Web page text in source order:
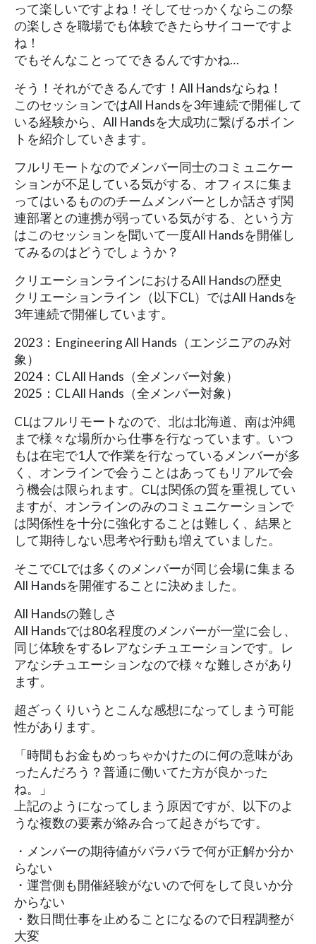
って楽しいですよね！そしてせっかくならこの祭
の楽しさを職場でも体験できたらサイコーですよ
ね！
でもそんなことってできるんですかね…
そう！それができるんです！All Handsならね！
このセッションではAll Handsを3年連続で開催して
いる経験から、All Handsを大成功に繋げるポイン
トを紹介していきます。
フルリモートなのでメンバー同士のコミュニケー
ションが不足している気がする、オフィスに集ま
ってはいるもののチームメンバーとしか話さず関
連部署との連携が弱っている気がする、という方
はこのセッションを聞いて一度All Handsを開催し
てみるのはどうでしょうか？
クリエーションラインにおけるAll Handsの歴史
クリエーションライン（以下CL）ではAll Handsを
3年連続で開催しています。
2023：Engineering All Hands（エンジニアのみ対
象）
2024：CL All Hands（全メンバー対象）
2025：CL All Hands（全メンバー対象）
CLはフルリモートなので、北は北海道、南は沖縄
まで様々な場所から仕事を行なっています。いつ
もは在宅で1人で作業を行なっているメンバーが多
く、オンラインで会うことはあってもリアルで会
う機会は限られます。CLは関係の質を重視してい
ますが、オンラインのみのコミュニケーションで
は関係性を十分に強化することは難しく、結果と
して期待しない思考や行動も増えていました。
そこでCLでは多くのメンバーが同じ会場に集まる
All Handsを開催することに決めました。
All Handsの難しさ
All Handsでは80名程度のメンバーが一堂に会し、
同じ体験をするレアなシチュエーションです。レ
アなシチュエーションなので様々な難しさがあり
ます。
超ざっくりいうとこんな感想になってしまう可能
性があります。
「時間もお金もめっちゃかけたのに何の意味があ
ったんだろう？普通に働いてた方が良かった
ね。」
上記のようになってしまう原因ですが、以下のよ
うな複数の要素が絡み合って起きがちです。
・メンバーの期待値がバラバラで何が正解か分か
らない
・運営側も開催経験がないので何をして良いか分
からない
・数日間仕事を止めることになるので日程調整が
大変